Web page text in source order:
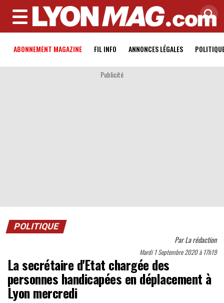
MENU
ABONNEMENT MAGAZINE FIL INFO ANNONCES LÉGALES
Publicité
POLITIQUE
ParLa rédaction
Mardi 1 Septembre 2020 à 17h19
La secrétaire d'Etat chargée des
personnes handicapées en déplacement à
Lyon mercredi